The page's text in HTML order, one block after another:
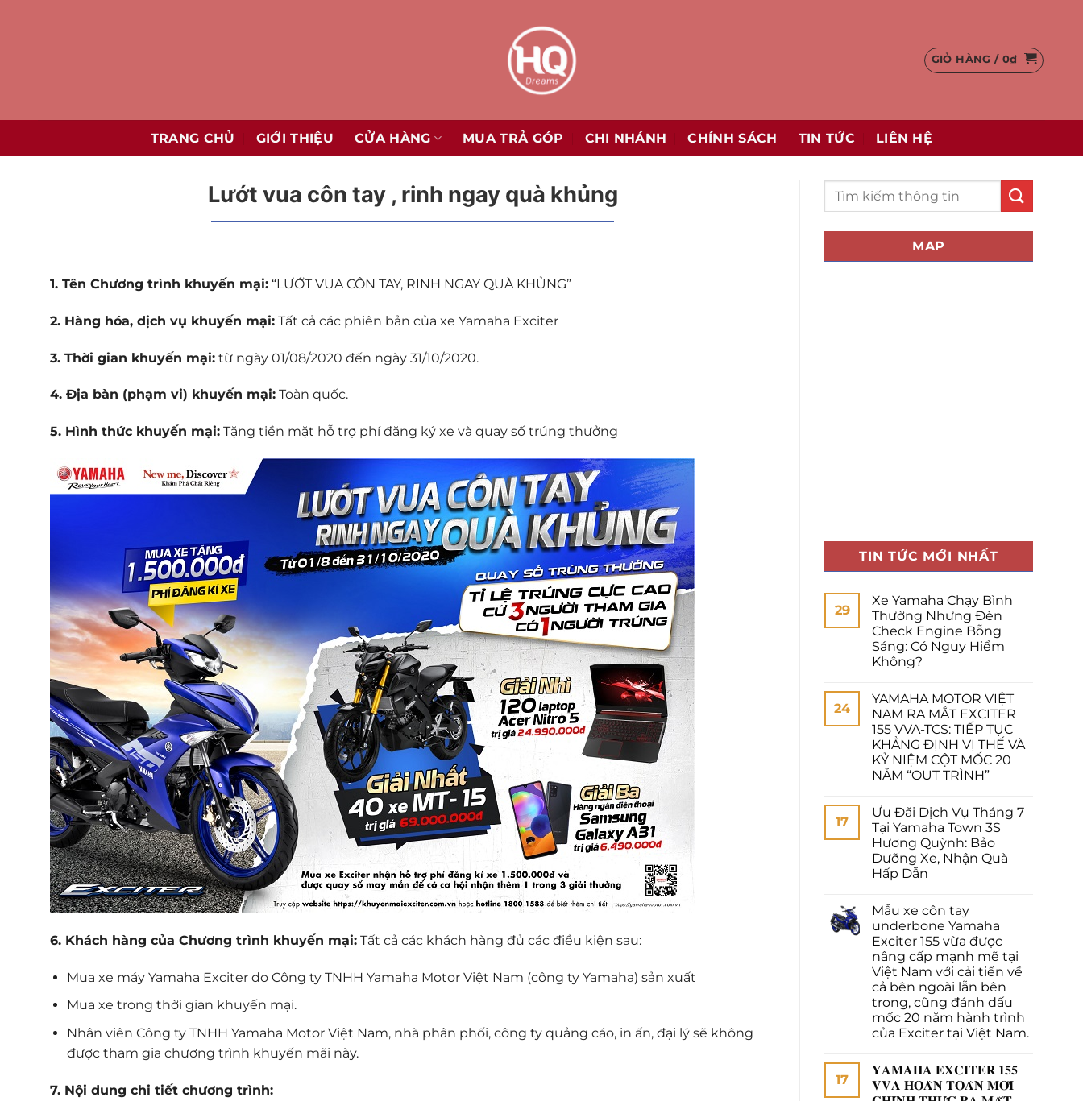
GIỎ HÀNG / 0₫
TRANG CHỦ GIỚI THIỆU CỬA HÀNG MUA TRẢ GÓP CHI NHÁNH CHÍNH SÁCH TIN TỨC LIÊN HỆ
Lướt vua côn tay , rinh ngay quà khủng
1. Tên Chương trình khuyến mại: “LƯỚT VUA CÔN TAY, RINH NGAY QUÀ KHỦNG”
2. Hàng hóa, dịch vụ khuyến mại: Tất cả các phiên bản của xe Yamaha Exciter
3. Thời gian khuyến mại: từ ngày 01/08/2020 đến ngày 31/10/2020.
4. Địa bàn (phạm vi) khuyến mại: Toàn quốc.
5. Hình thức khuyến mại: Tặng tiền mặt hỗ trợ phí đăng ký xe và quay số trúng thưởng
6. Khách hàng của Chương trình khuyến mại: Tất cả các khách hàng đủ các điều kiện sau:
Mua xe máy Yamaha Exciter do Công ty TNHH Yamaha Motor Việt Nam (công ty Yamaha) sản xuất
Mua xe trong thời gian khuyến mại.
Nhân viên Công ty TNHH Yamaha Motor Việt Nam, nhà phân phối, công ty quảng cáo, in ấn, đại lý sẽ không
được tham gia chương trình khuyến mãi này.
7. Nội dung chi tiết chương trình:
MAP
TIN TỨC MỚI NHẤT
29
Xe Yamaha Chạy Bình
Thường Nhưng Đèn
Check Engine Bỗng
Sáng: Có Nguy Hiểm
Không?
24
YAMAHA MOTOR VIỆT
NAM RA MẮT EXCITER
155 VVA-TCS: TIẾP TỤC
KHẲNG ĐỊNH VỊ THẾ VÀ
KỶ NIỆM CỘT MỐC 20
NĂM “OUT TRÌNH”
17
Ưu Đãi Dịch Vụ Tháng 7
Tại Yamaha Town 3S
Hương Quỳnh: Bảo
Dưỡng Xe, Nhận Quà
Hấp Dẫn
Mẫu xe côn tay
underbone Yamaha
Exciter 155 vừa được
nâng cấp mạnh mẽ tại
Việt Nam với cải tiến về
cả bên ngoài lẫn bên
trong, cũng đánh dấu
mốc 20 năm hành trình
của Exciter tại Việt Nam.
17
𝐘𝐀𝐌𝐀𝐇𝐀 𝐄𝐗𝐂𝐈𝐓𝐄𝐑 𝟏𝟓𝟓
𝐕𝐕𝐀 𝐇𝐎𝐀̀𝐍 𝐓𝐎𝐀̀𝐍 𝐌𝐎̛́𝐈